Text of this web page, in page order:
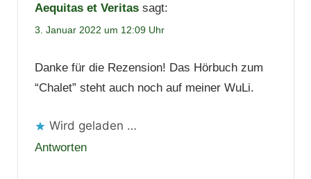
Aequitas et Veritas sagt:
3. Januar 2022 um 12:09 Uhr
Danke für die Rezension! Das Hörbuch zum
“Chalet” steht auch noch auf meiner WuLi.
Wird geladen …
Antworten